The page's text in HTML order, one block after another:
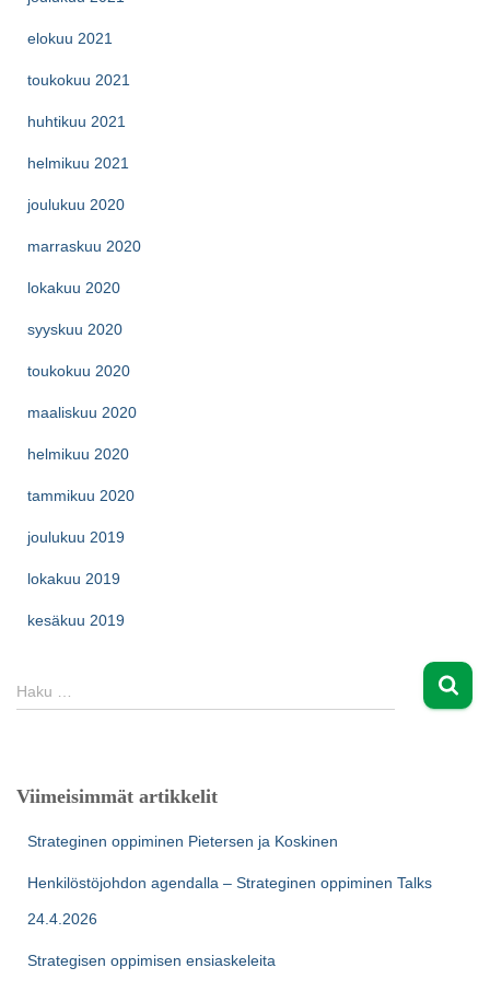
elokuu 2021
toukokuu 2021
huhtikuu 2021
helmikuu 2021
joulukuu 2020
marraskuu 2020
lokakuu 2020
syyskuu 2020
toukokuu 2020
maaliskuu 2020
helmikuu 2020
tammikuu 2020
joulukuu 2019
lokakuu 2019
kesäkuu 2019
H
a
Haku …
Viimeisimmät artikkelit
Strateginen oppiminen Pietersen ja Koskinen
Henkilöstöjohdon agendalla – Strateginen oppiminen Talks
24.4.2026
Strategisen oppimisen ensiaskeleita